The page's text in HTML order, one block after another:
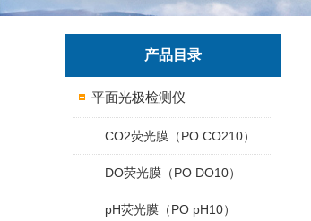
产品目录
平面光极检测仪
CO2荧光膜（PO CO210）
DO荧光膜（PO DO10）
pH荧光膜（PO pH10）